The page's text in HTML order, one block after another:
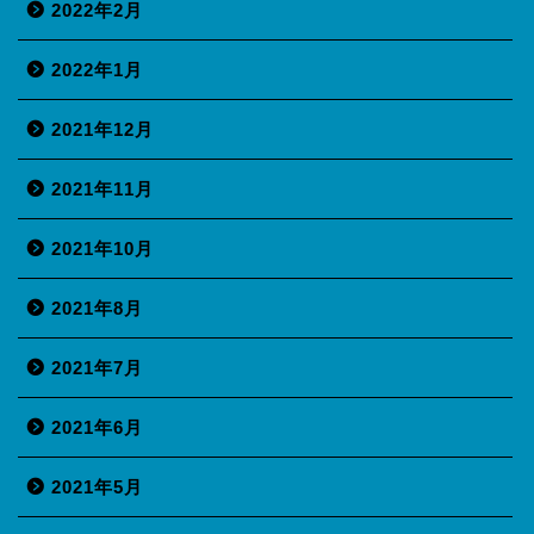
2022年2月
2022年1月
2021年12月
2021年11月
2021年10月
2021年8月
2021年7月
2021年6月
2021年5月